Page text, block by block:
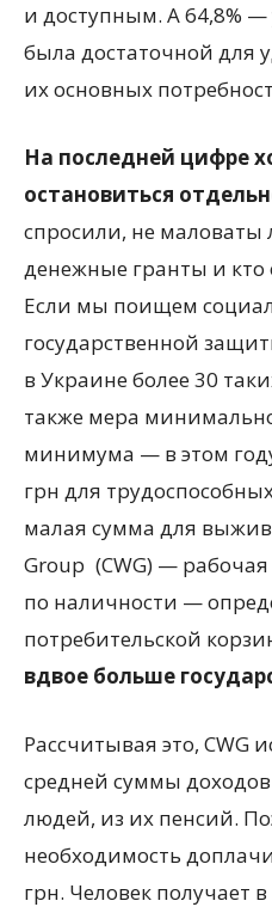
и доступным. А 64,8%
была достаточной для
их основных
На последней цифре
остановиться
спросили, не маловаты
денежные гранты и кто
Если мы поищем
государственной
в Украине более 30
также мера
минимума — в этом
грн для
малая сумма для
Group (CWG) —
по наличности —
потребительской
вдвое больше
Рассчитывая это, CWG
средней суммы
людей, из их пенсий.
необходимость
грн. Человек получает